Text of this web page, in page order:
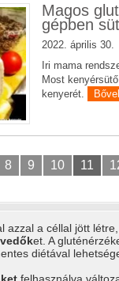
Magos
gépben
2022. április 30.
Iri mama
Most
kenyerét.
8 9 10 11
azzal a céllal jött
et. A
diétával